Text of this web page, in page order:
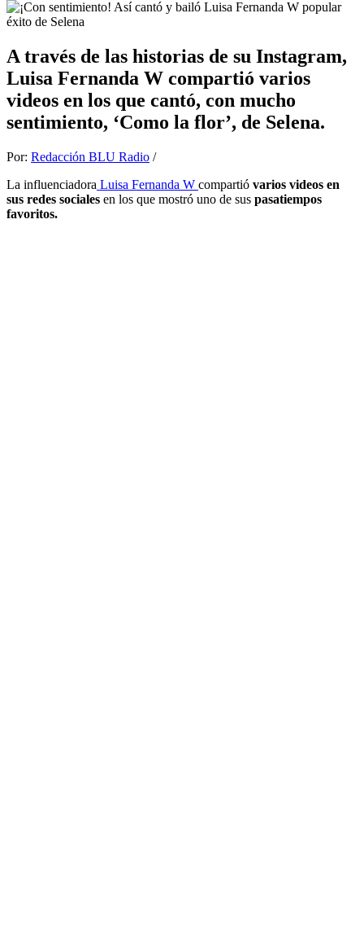
A través de las historias de su Instagram,
Luisa Fernanda W compartió varios
videos en los que cantó, con mucho
sentimiento, ‘Como la flor’, de Selena.
Por: Redacción BLU Radio /
La influenciadora Luisa Fernanda W compartió varios videos en
sus redes sociales en los que mostró uno de sus pasatiempos
favoritos.